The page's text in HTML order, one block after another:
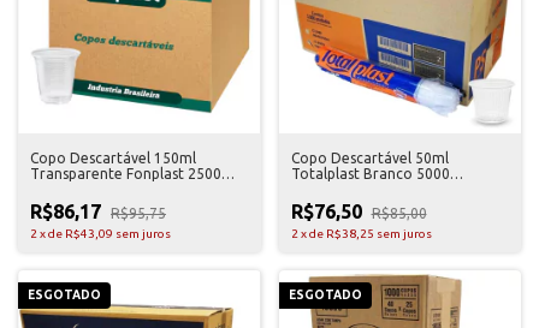
Copo Descartável 150ml
Transparente Fonplast 2500
R$86,17 R$95,75
2 xde R$43,09 sem juros
Copo Descartável 50ml
Totalplast Branco 5000
R$76,50 R$85,00
2 xde R$38,25 sem juros
ESGOTADO ESGOTADO